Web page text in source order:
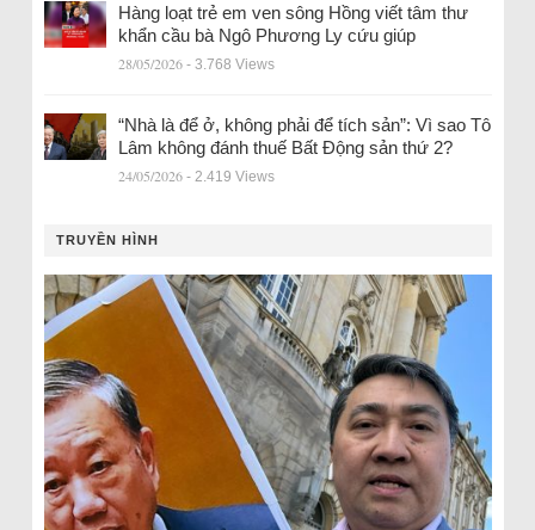
Hàng loạt trẻ em ven sông Hồng viết tâm thư
khẩn cầu bà Ngô Phương Ly cứu giúp
28/05/2026 - 3.768 Views
“Nhà là để ở, không phải để tích sản”: Vì sao Tô
Lâm không đánh thuế Bất Động sản thứ 2?
24/05/2026 - 2.419 Views
TRUYỀN HÌNH